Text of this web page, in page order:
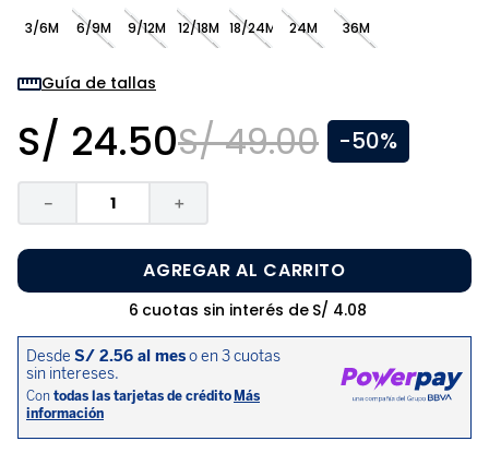
3/6M 6/9M 9/12M 12/18M 18/24M 24M 36M
Guía de tallas
S/ 24.50S/ 49.00 -50%
＋
－
AGREGAR AL CARRITO
6 cuotas sin interés de S/ 4.08
.
disney
10. sandalias niño